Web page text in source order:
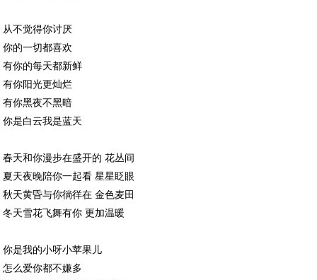
从不觉得你讨厌
你的一切都喜欢
有你的每天都新鲜
有你阳光更灿烂
有你黑夜不黑暗
你是白云我是蓝天
春天和你漫步在盛开的 花丛间
夏天夜晚陪你一起看 星星眨眼
秋天黄昏与你徜徉在 金色麦田
冬天雪花飞舞有你 更加温暖
你是我的小呀小苹果儿
怎么爱你都不嫌多